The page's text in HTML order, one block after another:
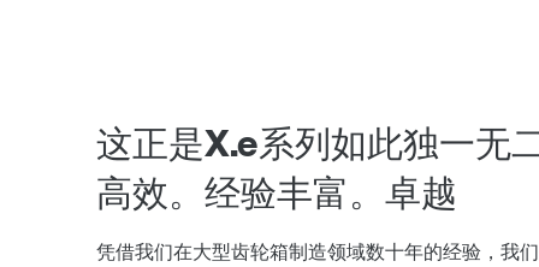
这正是X.e系列如此独一
高效。经验丰富。卓越
凭借我们在大型齿轮箱制造领域数十年的经验，我